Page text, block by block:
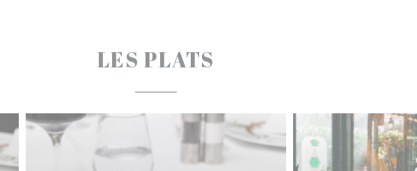
LES PLATS